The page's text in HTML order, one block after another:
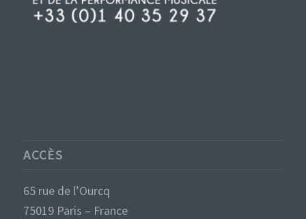
ACCÈS
65 rue de l’Ourcq
75019 Paris – France